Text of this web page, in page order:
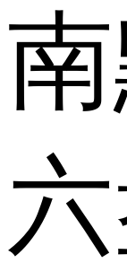
南